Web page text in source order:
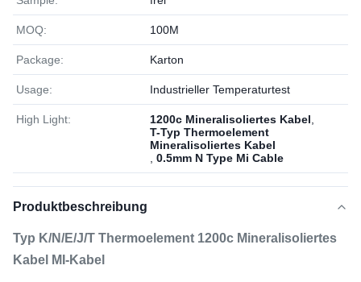
MOQ: 100M
Package: Karton
Usage: Industrieller Temperaturtest
High Light: 1200c Mineralisoliertes Kabel
T-Typ Thermoelement
Mineralisoliertes Kabel
0.5mm N Type Mi Cable
Produktbeschreibung
Typ K/N/E/J/T Thermoelement 1200c Mineralisoliertes
Kabel MI-Kabel